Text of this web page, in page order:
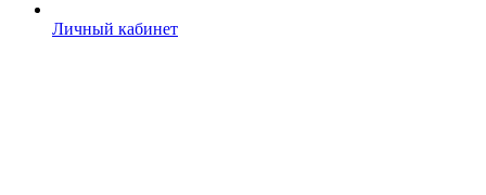
Личный кабинет